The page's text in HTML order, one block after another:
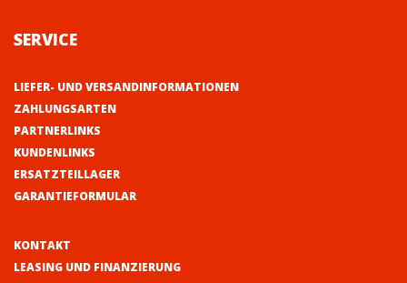
SERVICE
LIEFER- UND VERSANDINFORMATIONEN
ZAHLUNGSARTEN
PARTNERLINKS
KUNDENLINKS
ERSATZTEILLAGER
GARANTIEFORMULAR
KONTAKT
LEASING UND FINANZIERUNG